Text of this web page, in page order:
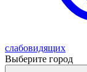
слабовидящих
Выберите город